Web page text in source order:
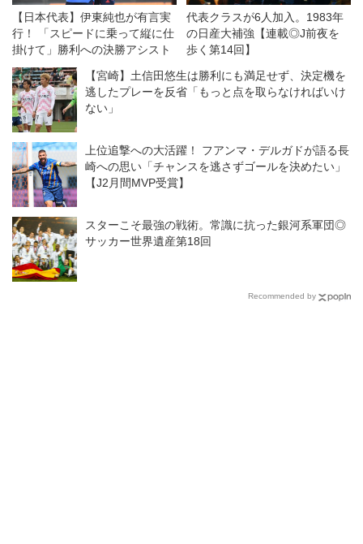
【日本代表】伊東純也が有言実
行！ 「スピードに乗って縦に仕
掛けて」勝利への決勝アシスト
代表クラスが6人加入。1983年
の日産大補強【連載◎J前夜を
歩く第14回】
【宮崎】土信田悠生は勝利にも満足せず、決定機を
逃したプレーを反省「もっと点を取らなければいけ
ない」
上位追撃への大活躍！ フアンマ・デルガドが語る長
崎への思い「チャンスを逃さずゴールを決めたい」
【J2月間MVP受賞】
スターこそ最強の戦術。常識に抗った銀河系軍団◎
サッカー世界遺産第18回
Recommended by